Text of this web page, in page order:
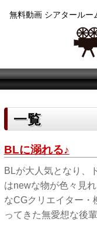
無料動画 シアタールー
一覧
BLに溺れる♪
BLが大人気となり、
はnewな物が色々見
なCGクリエイター・
ってきた無愛想な後